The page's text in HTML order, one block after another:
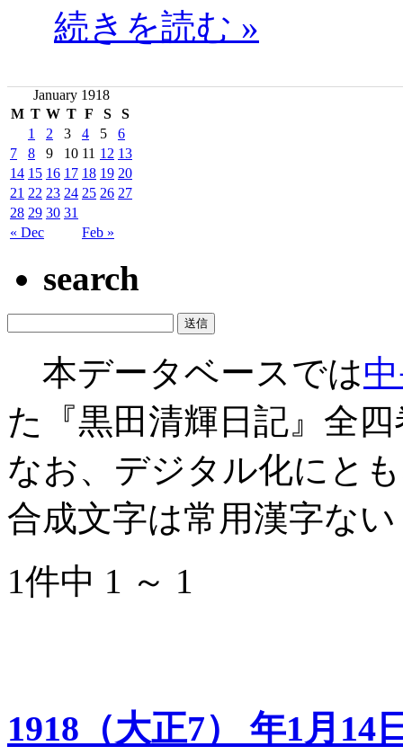
続きを読む »
January 1918
M T W T F S S
« Dec Feb »
1 2 3 4 5
6
7
8 9 10 11 12 13
14 15 16 17 18 19 20
21 22 23 24 25 26 27
28 29 30 31
search
本データベースでは
た『黒田清輝日記』全
なお、デジタル化にと
合成文字は常用漢字な
1件中 1 ～ 1
1918（大正7） 年1月14